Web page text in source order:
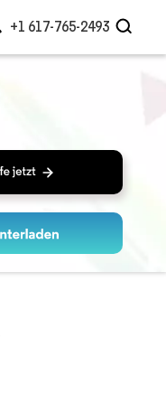
+1 617-765-2493